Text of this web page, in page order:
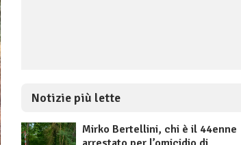
Notizie più lette
Mirko Bertellini, chi è il 44enne